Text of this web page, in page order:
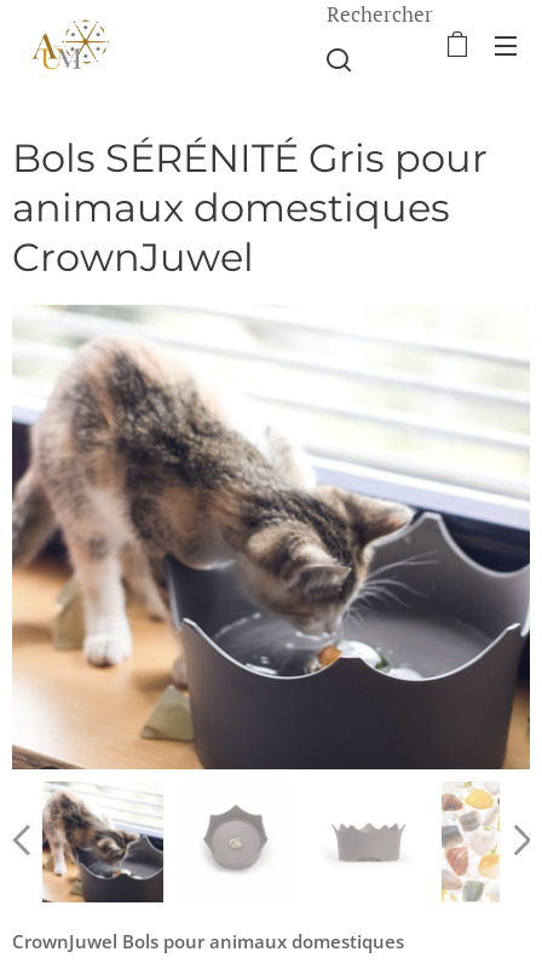
Rechercher
Bols SÉRÉNITÉ Gris pour
animaux domestiques
CrownJuwel
CrownJuwel Bols pour animaux domestiques